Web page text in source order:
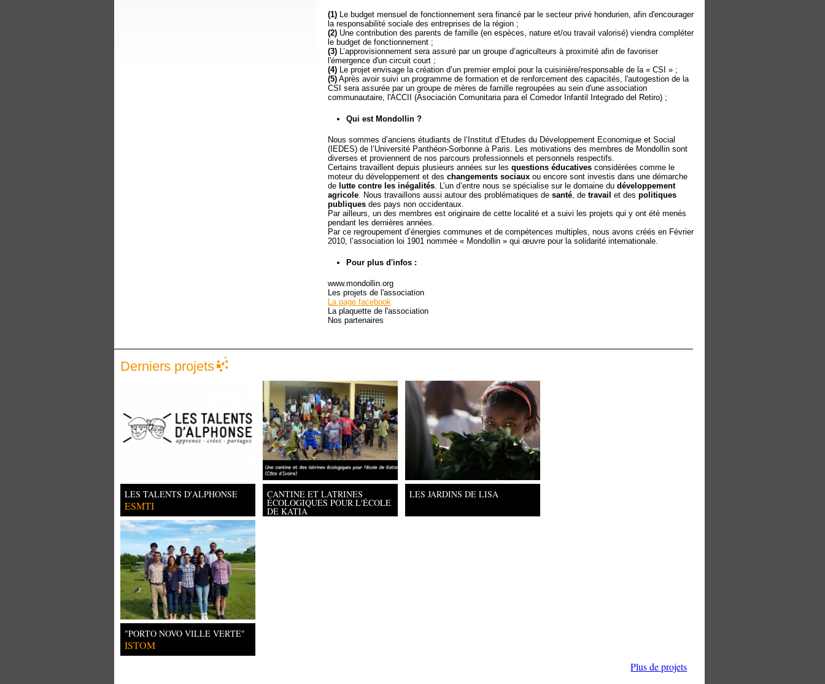
(1)Le budget mensuel de fonctionnement sera financé par le secteur privé hondurien, afin d'encourager
la responsabilité sociale des entreprises de la région ;
(2)Une contribution des parents de famille (en espèces, nature et/ou travail valorisé) viendra compléter
le budget de fonctionnement ;
(3)L’approvisionnement sera assuré par un groupe d’agriculteurs à proximité afin de favoriser
l'émergence d'un circuit court ;
(4)Le projet envisage la création d’un premier emploi pour la cuisinière/responsable de la « CSI » ;
(5)Après avoir suivi un programme de formation et de renforcement des capacités, l'autogestion de la
CSI sera assurée par un groupe de mères de famille regroupées au sein d'une association
communautaire, l'ACCII (Asociación Comunitaria para el Comedor Infantil Integrado del Retiro) ;
Qui est Mondollin ?
Nous sommes d’anciens étudiants de l’Institut d’Etudes du Développement Economique et Social
(IEDES) de l’Université Panthéon-Sorbonne à Paris. Les motivations des membres de Mondollin sont
diverses et proviennent de nos parcours professionnels et personnels respectifs.
Certains travaillent depuis plusieurs années sur les questions éducativesconsidérées comme le
moteur du développement et des changements sociauxou encore sont investis dans une démarche
de lutte contre les inégalités. L’un d’entre nous se spécialise sur le domaine du développement
agricole. Nous travaillons aussi autour des problématiques de santé, de travail et des politiques
publiquesdes pays non occidentaux.
Par ailleurs, un des membres est originaire de cette localité et a suivi les projets qui y ont été menés
pendant les dernières années.
Par ce regroupement d’énergies communes et de compétences multiples, nous avons créés en Février
2010, l’association loi 1901 nommée « Mondollin » qui œuvre pour la solidarité internationale.
Pour plus d'infos :
www.mondollin.org
Les projets de l'association
La page facebook
La plaquette de l'association
Nos partenaires
Derniers projets
LES TALENTS D'ALPHONSE
ESMTI
CANTINE ET LATRINES
ÉCOLOGIQUES POUR L'ÉCOLE
DE KATIA
LES JARDINS DE LISA
"PORTO NOVO VILLE VERTE"
ISTOM
Plus de projets